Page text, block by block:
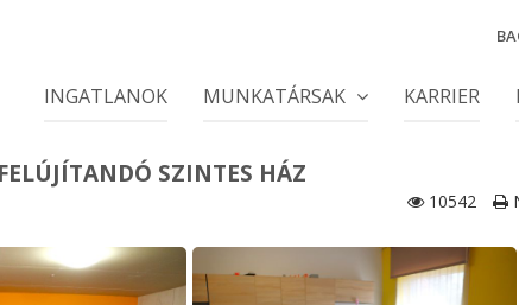
INGATLANOK MUNKATÁRSAK KARRIER
SZINTES HÁZ
10542